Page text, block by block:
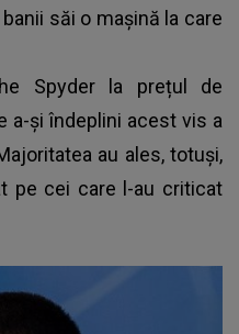
săi o mașină la care
Spyder la prețul de
a-și îndeplini acest vis a
au ales, totuși,
pe cei care l-au criticat